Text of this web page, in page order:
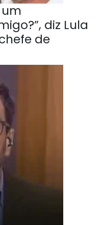
diz Lula
de